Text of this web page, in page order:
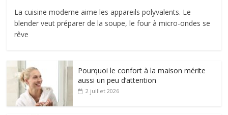
La cuisine moderne aime les appareils polyvalents. Le
blender veut préparer de la soupe, le four à micro-ondes se
rêve
Pourquoi le confort à la maison mérite
aussi un peu d’attention
2 juillet 2026